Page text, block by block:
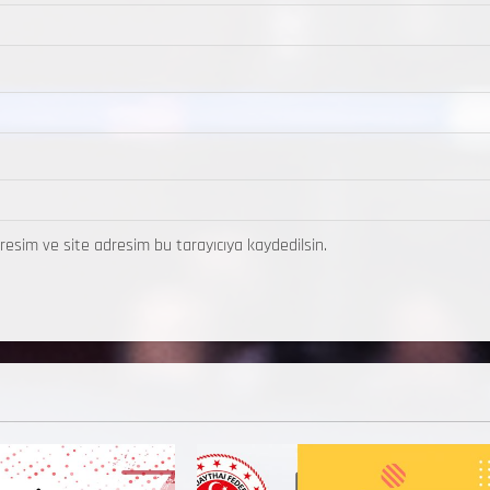
ve site adresim bu tarayıcıya kaydedilsin.